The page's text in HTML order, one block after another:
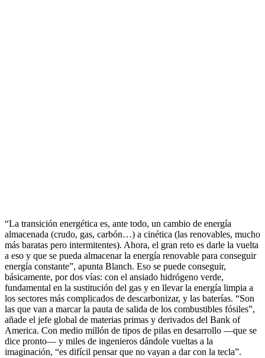
“La transición energética es, ante todo, un cambio de energía
almacenada (crudo, gas, carbón…) a cinética (las renovables, mucho
más baratas pero intermitentes). Ahora, el gran reto es darle la vuelta
a eso y que se pueda almacenar la energía renovable para conseguir
energía constante”, apunta Blanch. Eso se puede conseguir,
básicamente, por dos vías: con el ansiado hidrógeno verde,
fundamental en la sustitución del gas y en llevar la energía limpia a
los sectores más complicados de descarbonizar, y las baterías. “Son
las que van a marcar la pauta de salida de los combustibles fósiles”,
añade el jefe global de materias primas y derivados del Bank of
America. Con medio millón de tipos de pilas en desarrollo —­que se
dice pronto— y miles de ingenieros dándole vueltas a la
imaginación, “es difícil pensar que no vayan a dar con la tecla”.